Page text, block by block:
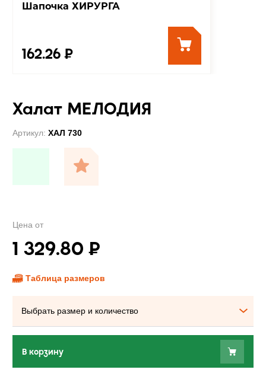
Шапочка ХИРУРГА
162.26 ₽
Халат МЕЛОДИЯ
Артикул: ХАЛ 730
Цена от
1 329.80 ₽
Таблица размеров
Выбрать размер и количество
В корзину